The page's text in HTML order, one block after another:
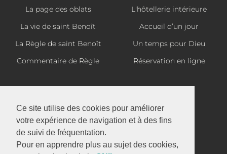
Ce site utilise des cookies pour améliorer
votre expérience de navigation et à des fins
de suivi de fréquentation.
Pour en apprendre plus au sujet des cookies,
La page des oblats
La vie de saint Benoît
La Règle de saint Benoît
Commentaire de Règle
L'hôtellerie intérieure
Accueil d’un jour
Un temps pour Dieu
Réservation en ligne
La boutique d'En Calcat
Abbaye Saint-Benoît d'En Calcat